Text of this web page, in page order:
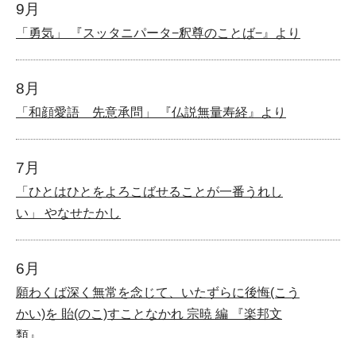
9月
「勇気」 『スッタニパータ−釈尊のことば−』より
8月
「和顔愛語 先意承問」 『仏説無量寿経』より
7月
「ひとはひとをよろこばせることが一番うれし
い」 やなせたかし
6月
願わくば深く無常を念じて、いたずらに後悔(こう
かい)を 貽(のこ)すことなかれ 宗暁 編 『楽邦文
類』